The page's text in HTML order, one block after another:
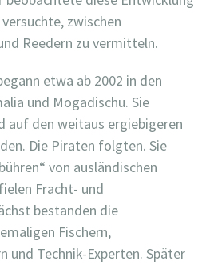
zwischen
Reedern zu vermitteln.
etwa ab 2002 in den
und Mogadischu. Sie
auf den weitaus ergiebigeren
Die Piraten folgten. Sie
von ausländischen
Fracht- und
bestanden die
Fischern,
und Technik-Experten. Später